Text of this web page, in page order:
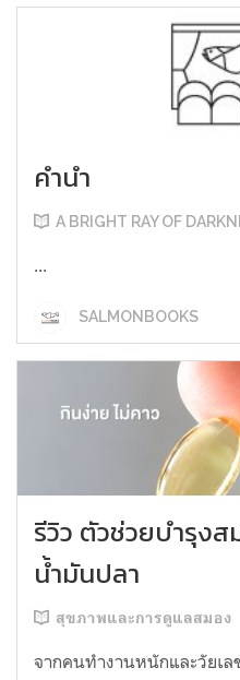
คำนำ
A BRIGHT RAY OF
...
SALMONBOOKS
รีวิว ตัวช่วยบำรุง
น้ำมันปลา
สุขภาพและการดูแลสมอง
จากคนทำงานหนักและวัยเ